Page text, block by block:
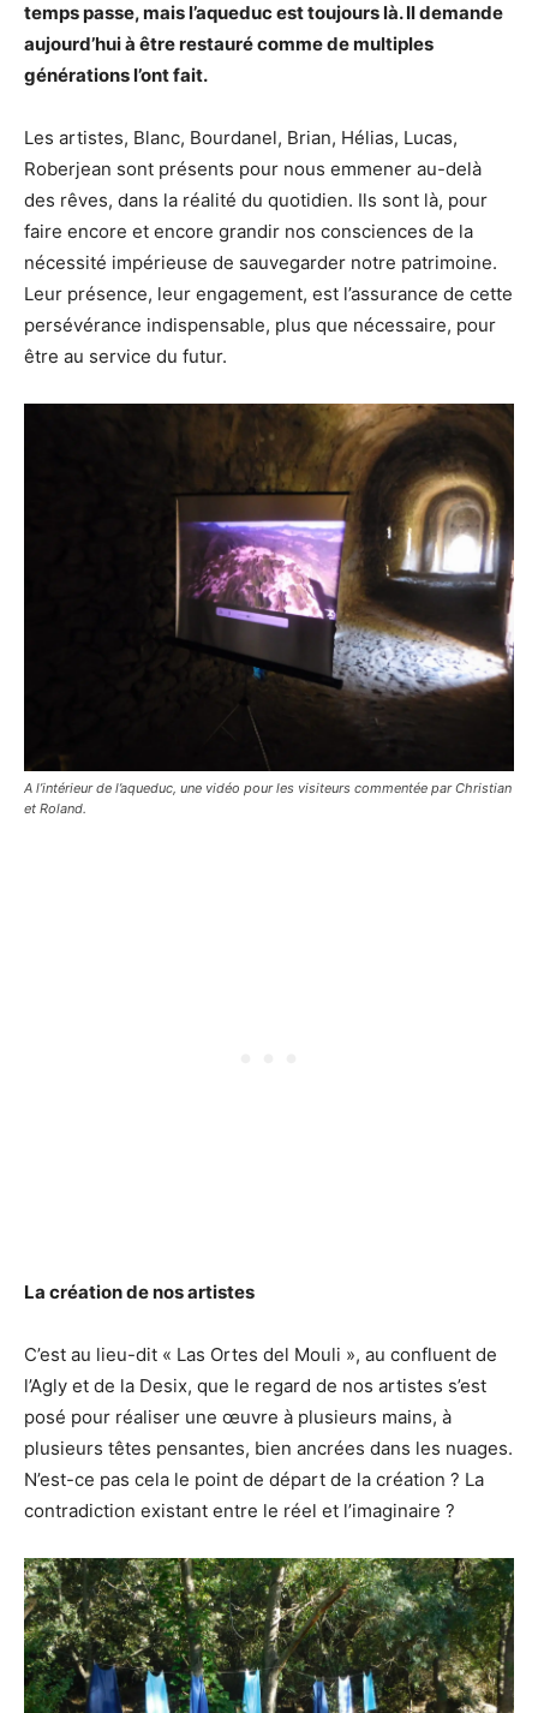
temps passe, mais l’aqueduc est toujours là. Il demande
aujourd’hui à être restauré comme de multiples
générations l’ont fait.
Les artistes, Blanc, Bourdanel, Brian, Hélias, Lucas,
Roberjean sont présents pour nous emmener au-delà
des rêves, dans la réalité du quotidien. Ils sont là, pour
faire encore et encore grandir nos consciences de la
nécessité impérieuse de sauvegarder notre patrimoine.
Leur présence, leur engagement, est l’assurance de cette
persévérance indispensable, plus que nécessaire, pour
être au service du futur.
A l’intérieur de l’aqueduc, une vidéo pour les visiteurs commentée par Christian
et Roland.
La création de nos artistes
C’est au lieu-dit « Las Ortes del Mouli », au confluent de
l’Agly et de la Desix, que le regard de nos artistes s’est
posé pour réaliser une œuvre à plusieurs mains, à
plusieurs têtes pensantes, bien ancrées dans les nuages.
N’est-ce pas cela le point de départ de la création ? La
contradiction existant entre le réel et l’imaginaire ?